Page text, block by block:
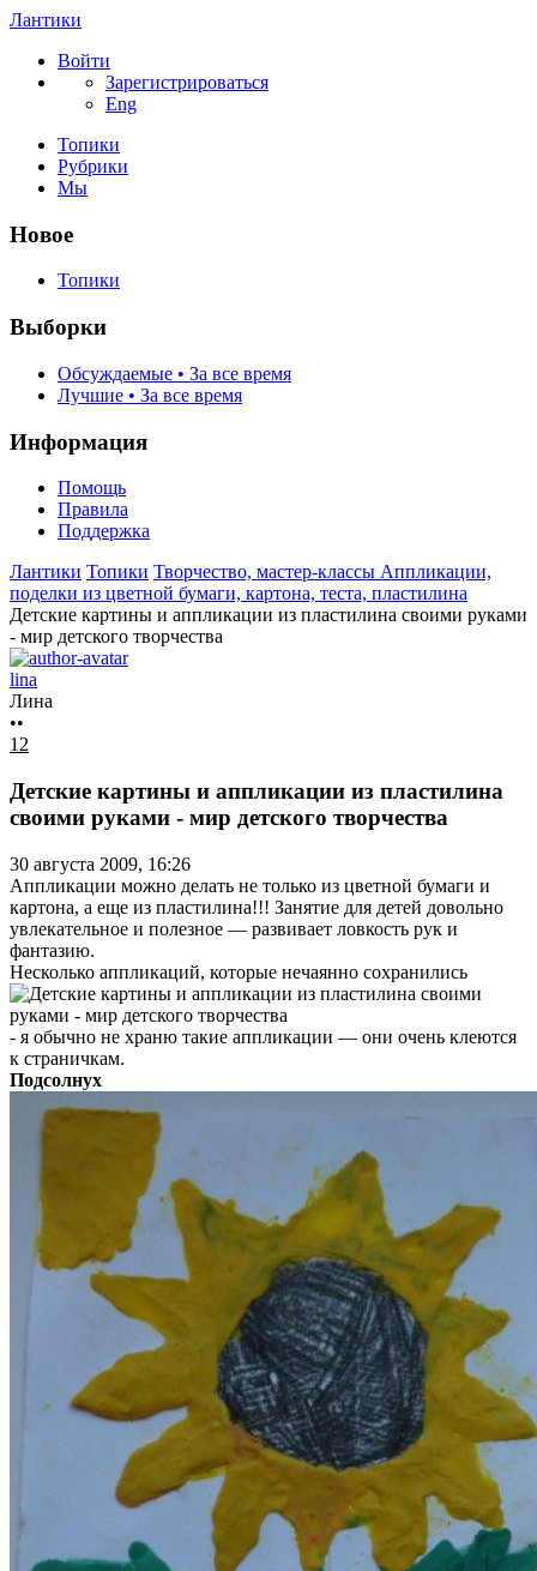
Лантики
Войти
Зарегистрироваться
Eng
Топики
Рубрики
Мы
Новое
Топики
Выборки
Обсуждаемые • За все время
Лучшие • За все время
Информация
Помощь
Правила
Поддержка
Лантики Топики Творчество, мастер-классы Аппликации,
поделки из цветной бумаги, картона, теста, пластилина
Детские картины и аппликации из пластилина своими руками
- мир детского творчества
lina
Лина
••
12
Детские картины и аппликации из пластилина
своими руками - мир детского творчества
30 августа 2009, 16:26
Аппликации можно делать не только из цветной бумаги и
картона, а еще из пластилина!!! Занятие для детей довольно
увлекательное и полезное — развивает ловкость рук и
фантазию.
Несколько аппликаций, которые нечаянно сохранились
- я обычно не храню такие аппликации — они очень клеются
к страничкам.
Подсолнух